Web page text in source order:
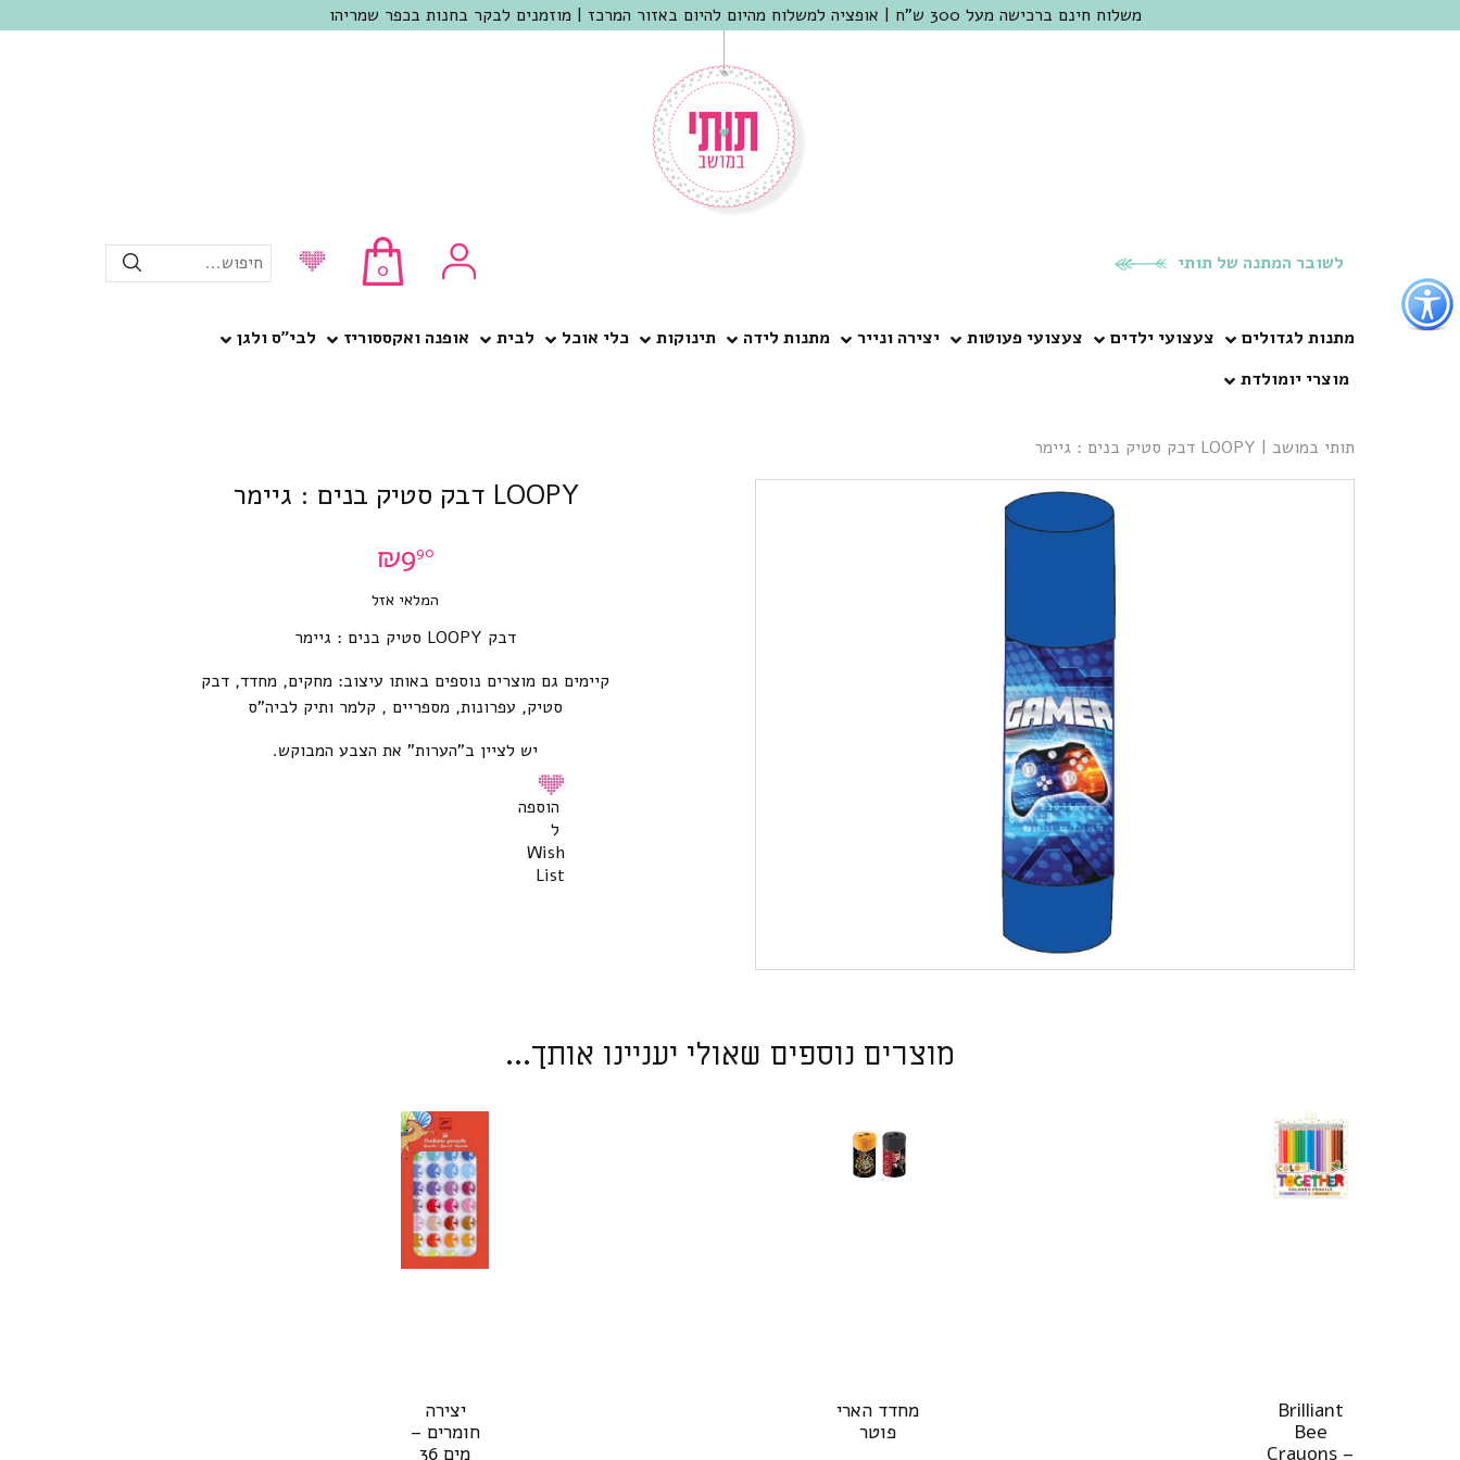
כפתור
לפתיחת
תפריט
נגישות
משלוח חינם ברכישה מעל 300 ש"ח | אופציה למשלוח מהיום להיום באזור המרכז | מוזמנים לבקר בחנות בכפר שמריהו
לשובר המתנה של תותי 0 חיפוש...
מתנות לגדולים צעצועי ילדים צעצועי פעוטות יצירה ונייר מתנות לידה תינוקות כלי אוכל לבית אופנה ואקססוריז
לבי”ס ולגן
מוצרי יומולדת
תותי במושב | LOOPY דבק סטיק בנים : גיימר
LOOPY דבק סטיק בנים : גיימר
₪990
המלאי אזל
דבק LOOPY סטיק בנים : גיימר
קיימים גם מוצרים נוספים באותו עיצוב: מחקים, מחדד, דבק
סטיק, עפרונות, מספריים , קלמר ותיק לביה”ס
יש לציין ב”הערות” את הצבע המבוקש.
הוספה
ל
Wish
List
מוצרים נוספים שאולי יעניינו אותך...
Brilliant
Bee
Crayons –
מחדד הארי
פוטר
יצירה
חומרים –
מים 36